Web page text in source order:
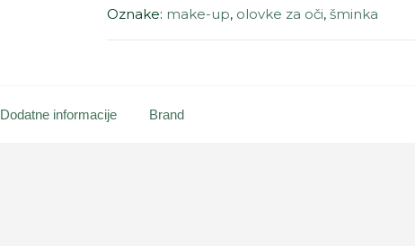
Oznake: make-up, olovke za oči,šminka
Dodatne informacije Brand